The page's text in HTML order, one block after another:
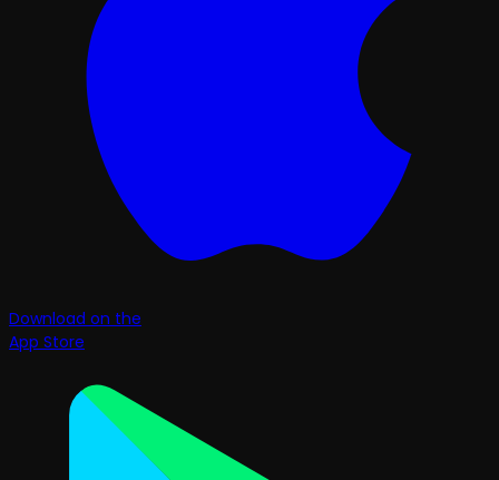
Download on the
App Store